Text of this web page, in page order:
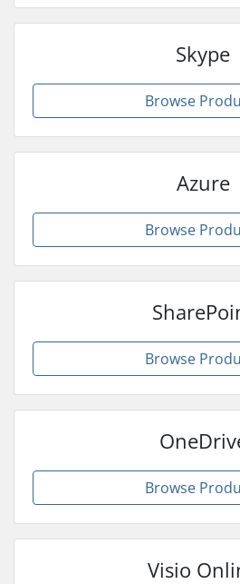
Skype
Browse
Azure
Browse
Browse
Browse
Visio